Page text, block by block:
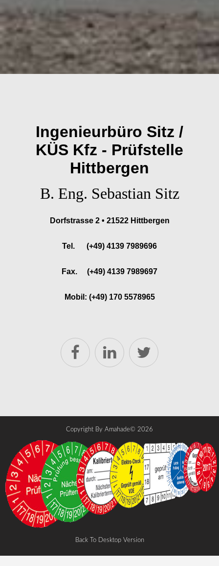
Ingenieurbüro Sitz /
KÜS Kfz - Prüfstelle
Hittbergen
B. Eng. Sebastian Sitz
Dorfstrasse 2 • 21522 Hittbergen
Tel. (+49) 4139 7989696
Fax. (+49) 4139 7989697
Mobil: (+49) 170 5578965
Copyright By Amahade© 2026
Back To Desktop Version